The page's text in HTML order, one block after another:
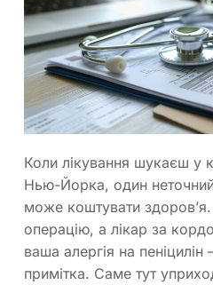
Коли лікування шукаєш у
Нью-Йорка, один неточний
може коштувати здоров’я.
операцію, а лікар за
ваша алергія на пеніцилін
примітка. Саме тут